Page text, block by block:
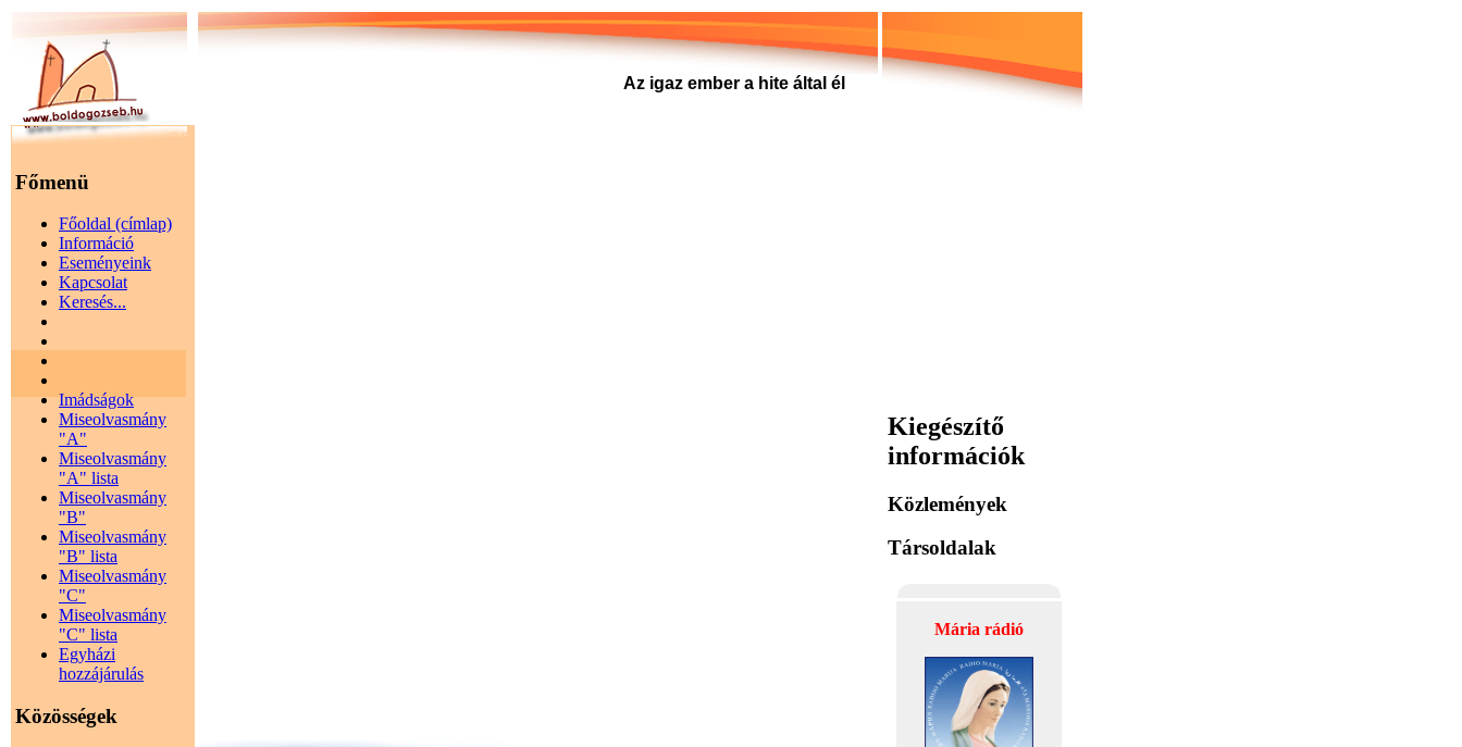
Az igaz ember a hite által él
Főmenü
Főoldal (címlap)
Információ
Eseményeink
Kapcsolat
Keresés...
Imádságok
Miseolvasmány
"A"
Miseolvasmány
"A" lista
Miseolvasmány
"B"
Miseolvasmány
"B" lista
Miseolvasmány
"C"
Miseolvasmány
"C" lista
Egyházi
hozzájárulás
Közösségek
Kiegészítő
információk
Közlemények
Társoldalak
Mária rádió